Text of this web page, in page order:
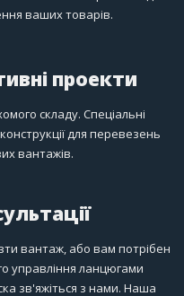
ваших товарів.
проекти
складу. Спеціальні
для перевезень
вантажів.
вантаж, або вам потрібен
управління ланцюгами
зв'яжіться з нами. Наша